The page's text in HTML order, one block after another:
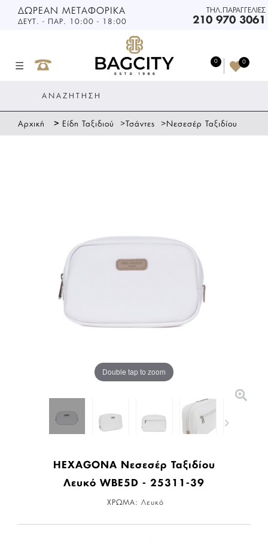
ΔΩΡΕΑΝ ΜΕΤΑΦΟΡΙΚΑ
0 0
ΔΕΥΤ. - ΠΑΡ. 10:00 - 18:00
ΤΗΛ.ΠΑΡΑΓΓΕΛΙΕΣ
210 970 3061
Αρχική > Είδη Ταξιδιού >Τσάντες >Νεσεσέρ Ταξιδίου
Double tap to zoom
HEXAGONA Νεσεσέρ Ταξιδίου
Λευκό WBE5D - 25311-39
ΧΡΩΜΑ: Λευκό